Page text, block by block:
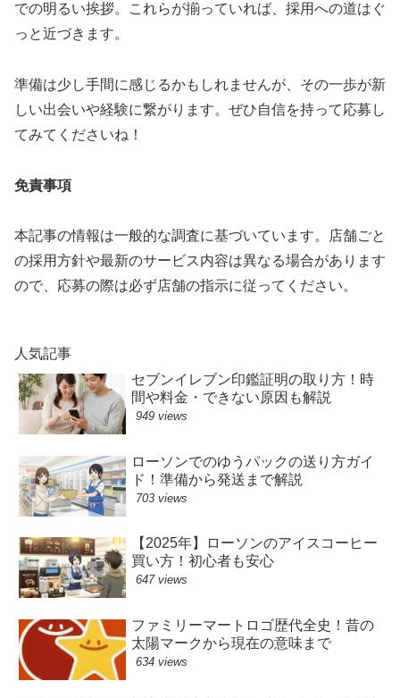
での明るい挨拶。これらが揃っていれば、採用への道はぐ
っと近づきます。
準備は少し手間に感じるかもしれませんが、その一歩が新
しい出会いや経験に繋がります。ぜひ自信を持って応募し
てみてくださいね！
免責事項
本記事の情報は一般的な調査に基づいています。店舗ごと
の採用方針や最新のサービス内容は異なる場合があります
ので、応募の際は必ず店舗の指示に従ってください。
人気記事
セブンイレブン印鑑証明の取り方！時
間や料金・できない原因も解説
949 views
ローソンでのゆうパックの送り方ガイ
ド！準備から発送まで解説
703 views
【2025年】ローソンのアイスコーヒー
買い方！初心者も安心
647 views
ファミリーマートロゴ歴代全史！昔の
太陽マークから現在の意味まで
634 views